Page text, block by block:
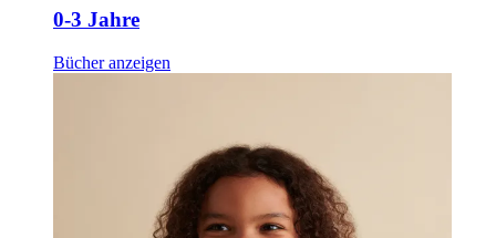
0-3 Jahre
Bücher anzeigen